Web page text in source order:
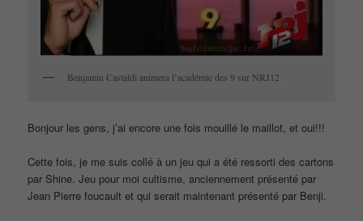
Benjamin Castaldi animera l’académie des 9 sur NRJ12
Bonjour les gens, j’ai encore une fois mouillé le maillot, et oui!!!
Cette fois, je me suis collé à un jeu qui a été ressorti des cartons
par Shine. Jeu pour moi cultisme, anciennement présenté par
Jean Pierre foucault et qui serait maintenant présenté par Benji.